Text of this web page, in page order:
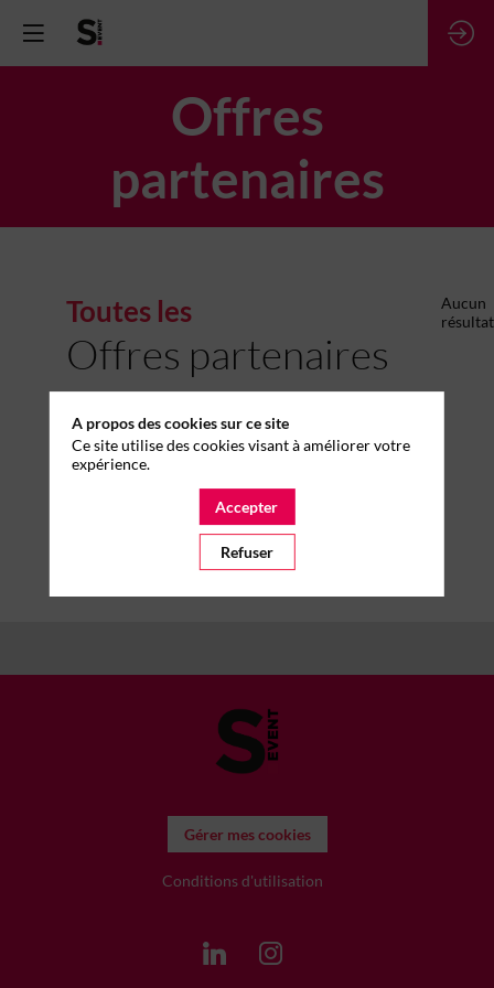
Offres
partenaires
Toutes les
Offres partenaires
Effacer tous les filtres
Aucun
résultat
Gérer mes cookies
Conditions d'utilisation
A propos des cookies sur ce site
Ce site utilise des cookies visant à améliorer votre
expérience.
Accepter
Refuser